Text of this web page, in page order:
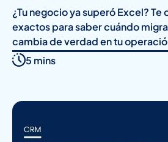
¿Tu negocio ya superó Excel?
exactos para saber cuándo
cambia de verdad en tu
5 mins